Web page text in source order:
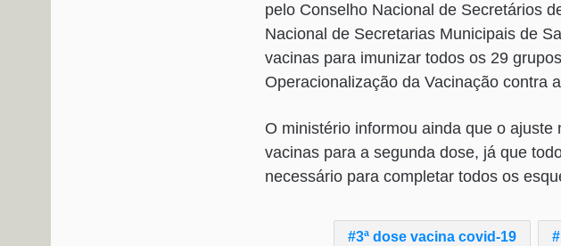
pelo Conselho Nacional de Secretários
Nacional de Secretarias Municipais de
vacinas para imunizar todos os 29
Operacionalização da Vacinação contra
O ministério informou ainda que o
vacinas para a segunda dose, já que
necessário para completar todos os
3ª dose vacina covid-19